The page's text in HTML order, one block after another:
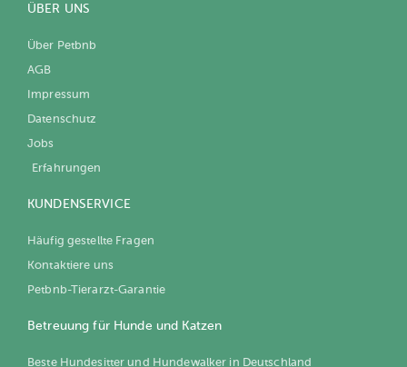
ÜBER UNS
Über Petbnb
AGB
Impressum
Datenschutz
Jobs
Erfahrungen
KUNDENSERVICE
Häufig gestellte Fragen
Kontaktiere uns
Petbnb-Tierarzt-Garantie
Betreuung für Hunde und Katzen
Beste Hundesitter und Hundewalker in Deutschland